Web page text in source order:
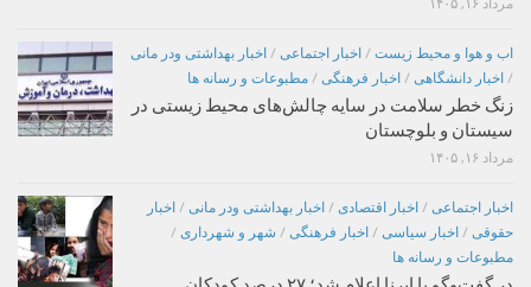
مرداد ۱۶, ۱۴۰۵
اب و هوا و محیط زیست / اخبار اجتماعی / اخبار بهداشتی ودر مانی
/ اخبار دانشگاهی / اخبار فرهنگی / مطبوعات و رسانه ها
زنگ خطر سلامت در سایه چالش‌های محیط زیستی در
سیستان و بلوچستان
مرداد ۱۶, ۱۴۰۵
اخبار اجتماعی / اخبار اقتصادی / اخبار بهداشتی ودر مانی / اخبار
حقوقی / اخبار سیاسی / اخبار فرهنگی / شهر و شهرداری /
مطبوعات و رسانه ها